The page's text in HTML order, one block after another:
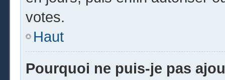
votes.
Haut
Pourquoi ne puis-je pas